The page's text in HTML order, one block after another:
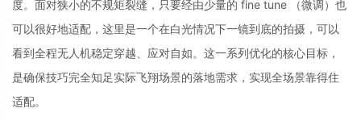
度。面对狭小的不规矩裂缝，只要经由少量的 fine tune （微调）也
可以很好地适配，这里是一个在白光情况下一镜到底的拍摄，可以
看到全程无人机稳定穿越、应对自如。这一系列优化的核心目标，
是确保技巧完全知足实际飞翔场景的落地需求，实现全场景靠得住
适配。